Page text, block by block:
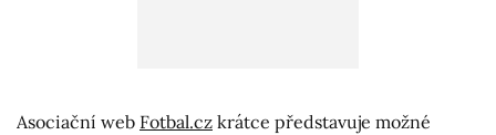
Asociační web Fotbal.cz krátce představuje možné